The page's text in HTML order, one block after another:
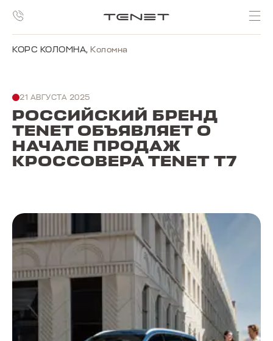
КОРС КОЛОМНА, Коломна
21 АВГУСТА 2025
РОССИЙСКИЙ БРЕНД
TENET ОБЪЯВЛЯЕТ О
НАЧАЛЕ ПРОДАЖ
КРОССОВЕРА TENET T7